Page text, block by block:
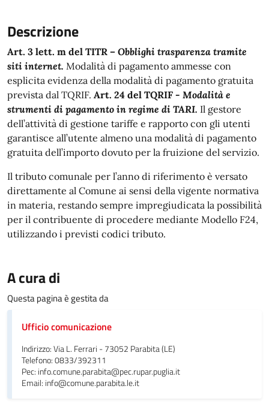
Descrizione
Art. 3 lett. m del TITR – Obblighi trasparenza tramite
siti internet. Modalità di pagamento ammesse con
esplicita evidenza della modalità di pagamento gratuita
prevista dal TQRIF. Art. 24 del TQRIF - Modalità e
strumenti di pagamento in regime di TARI. Il gestore
dell’attività di gestione tariffe e rapporto con gli utenti
garantisce all’utente almeno una modalità di pagamento
gratuita dell’importo dovuto per la fruizione del servizio.
Il tributo comunale per l’anno di riferimento è versato
direttamente al Comune ai sensi della vigente normativa
in materia, restando sempre impregiudicata la possibilità
per il contribuente di procedere mediante Modello F24,
utilizzando i previsti codici tributo.
A cura di
Questa pagina è gestita da
Ufficio comunicazione
Indirizzo: Via L. Ferrari - 73052 Parabita (LE)
Telefono: 0833/392311
Pec: info.comune.parabita@pec.rupar.puglia.it
Email: info@comune.parabita.le.it